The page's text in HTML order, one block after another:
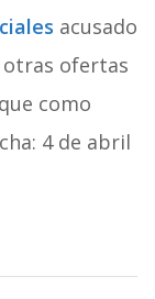
acusado
otras ofertas
como
4 de abril